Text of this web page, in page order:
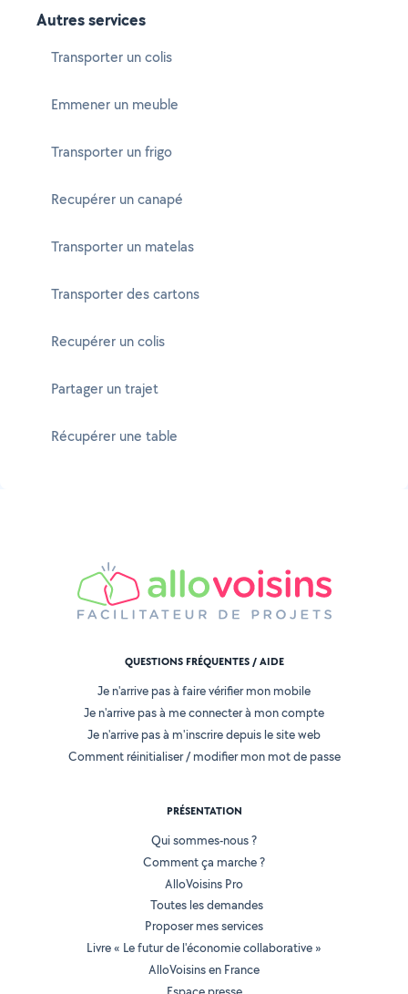
Autres services
Transporter un colis
Emmener un meuble
Transporter un frigo
Recupérer un canapé
Transporter un matelas
Transporter des cartons
Recupérer un colis
Partager un trajet
Récupérer une table
QUESTIONS FRÉQUENTES / AIDE
Je n'arrive pas à faire vérifier mon mobile
Je n'arrive pas à me connecter à mon compte
Je n'arrive pas à m'inscrire depuis le site web
Comment réinitialiser / modifier mon mot de passe
PRÉSENTATION
Qui sommes-nous ?
Comment ça marche ?
AlloVoisins Pro
Toutes les demandes
Proposer mes services
Livre « Le futur de l'économie collaborative »
AlloVoisins en France